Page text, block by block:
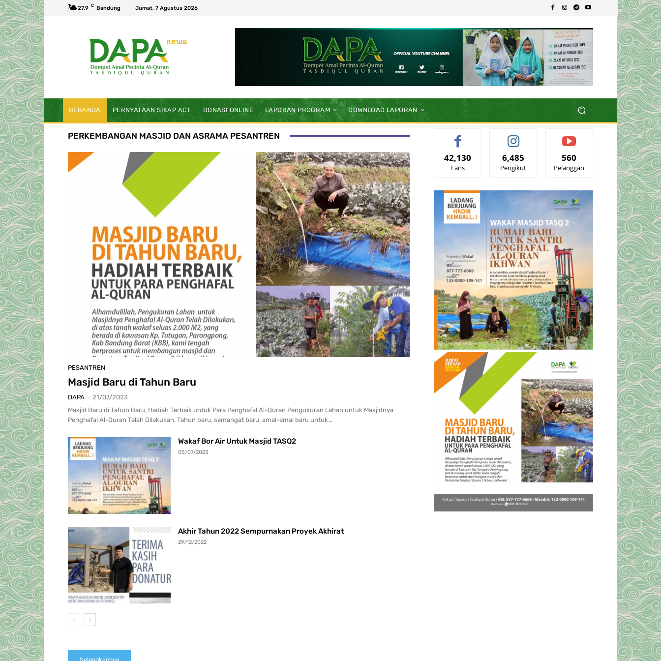
27.9 C Bandung Jumat, 7 Agustus 2026
BERANDA PERNYATAAN SIKAP ACT DONASI ONLINE LAPORAN PROGRAM DOWNLOAD LAPORAN
PERKEMBANGAN MASJID DAN ASRAMA PESANTREN
PESANTREN
Masjid Baru di Tahun Baru
DAPA - 21/07/2023
Masjid Baru di Tahun Baru, Hadiah Terbaik untuk Para Penghafal Al-Quran Pengukuran Lahan untuk Masjidnya
Penghafal Al-Quran Telah Dilakukan. Tahun baru, semangat baru, amal-amal baru untuk...
Wakaf Bor Air Untuk Masjid TASQ2
05/07/2023
Akhir Tahun 2022 Sempurnakan Proyek Akhirat
29/12/2022
42,130
Fans
6,485
Pengikut
560
Pelanggan